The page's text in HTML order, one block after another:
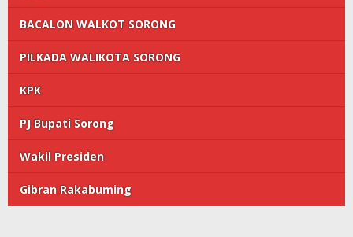
BACALON WALKOT SORONG
PILKADA WALIKOTA SORONG
KPK
PJ Bupati Sorong
Wakil Presiden
Gibran Rakabuming